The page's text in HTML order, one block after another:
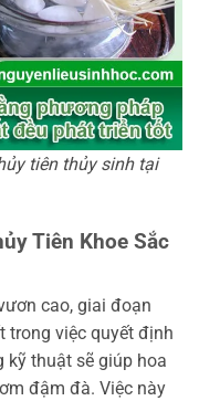
tiên thủy sinh tại
Tiên Khoe Sắc
cao, giai đoạn
trong việc quyết định
kỹ thuật sẽ giúp hoa
đậm đà. Việc này